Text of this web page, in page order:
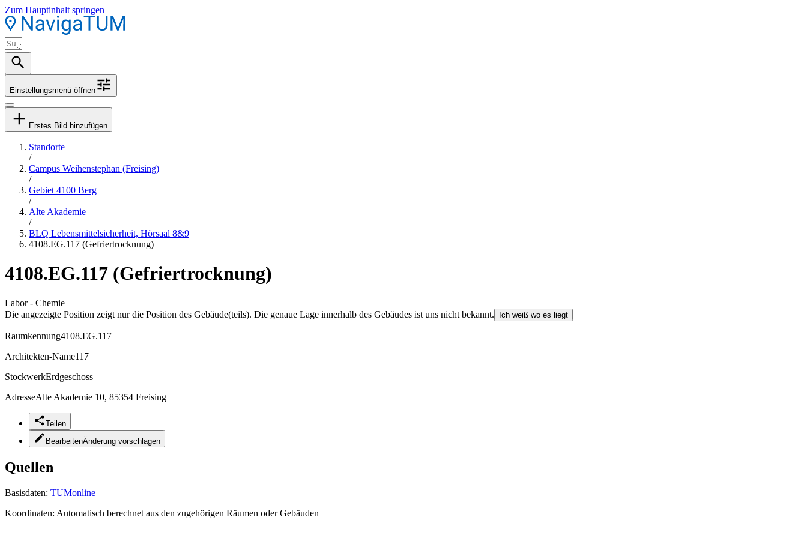
Zum Hauptinhalt springen
Einstellungsmenü öffnen
Erstes Bild hinzufügen
Standorte
/
Campus Weihenstephan (Freising)
/
Gebiet 4100 Berg
/
Alte Akademie
/
BLQ Lebensmittelsicherheit, Hörsaal 8&9
4108.EG.117 (Gefriertrocknung)
4108.EG.117 (Gefriertrocknung)
Labor - Chemie
Die angezeigte Position zeigt nur die Position des Gebäude(teils). Die genaue Lage innerhalb des Gebäudes ist uns nicht bekannt.
Ich weiß wo es liegt
Raumkennung4108.EG.117
Architekten-Name117
StockwerkErdgeschoss
AdresseAlte Akademie 10, 85354 Freising
Teilen
BearbeitenÄnderung vorschlagen
Quellen
Basisdaten: TUMonline
Koordinaten: Automatisch berechnet aus den zugehörigen Räumen oder Gebäuden